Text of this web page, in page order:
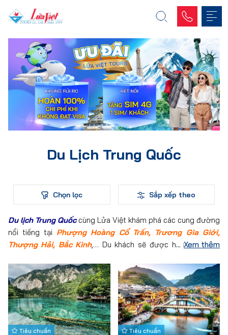
Du Lịch Trung Quốc
Chọn lọc Sắp xếp theo
Du lịch Trung Quốccùng Lửa Việt khám phá các cung đường
nổi tiếng tại Phượng Hoàng Cổ Trấn, Trương Gia Giới,
Thượng Hải, Bắc Kinh,… Du khách sẽ được hòa mình vào
đài và tòa thành cổ. Tham khảo lịch trình tour sau đây và
đăng ký tour để trải nghiệm vùng đất mới ngay hôm nay thôi.
Xem thêm
Tiêu chuẩn Tiêu chuẩn